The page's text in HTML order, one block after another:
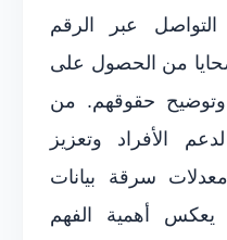
عبر الرقم
الضحايا من الحصول على
وتوضيح حقوقهم. من
الأفراد وتعزيز
سرقة بيانات
يعكس أهمية الفهم